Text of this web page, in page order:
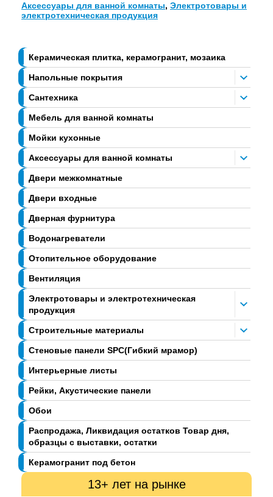
Керамическая плитка, керамогранит, мозаика
Напольные покрытия
Сантехника
Мебель для ванной комнаты
Мойки кухонные
Аксессуары для ванной комнаты
Двери межкомнатные
Двери входные
Дверная фурнитура
Водонагреватели
Отопительное оборудование
Вентиляция
Электротовары и электротехническая
продукция
Строительные материалы
Стеновые панели SPC(Гибкий мрамор)
Интерьерные листы
Рейки, Акустические панели
Обои
Распродажа, Ликвидация остатков Товар дня,
образцы с выставки, остатки
Керамогранит под бетон
13+ лет на рынке
Аксессуары для ванной комнаты, Электротовары и
электротехническая продукция